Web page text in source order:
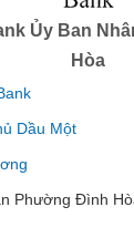
Ủy Ban
Hòa
Dầu Một
Phường Đình